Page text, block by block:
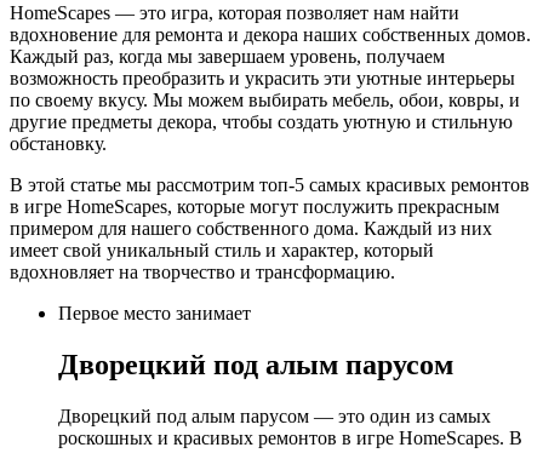
HomeScapes — это игра, которая позволяет нам найти
вдохновение для ремонта и декора наших собственных домов.
Каждый раз, когда мы завершаем уровень, получаем
возможность преобразить и украсить эти уютные интерьеры
по своему вкусу. Мы можем выбирать мебель, обои, ковры, и
другие предметы декора, чтобы создать уютную и стильную
обстановку.
В этой статье мы рассмотрим топ-5 самых красивых ремонтов
в игре HomeScapes, которые могут послужить прекрасным
примером для нашего собственного дома. Каждый из них
имеет свой уникальный стиль и характер, который
вдохновляет на творчество и трансформацию.
Первое место занимает
Дворецкий под алым парусом
Дворецкий под алым парусом — это один из самых
роскошных и красивых ремонтов в игре HomeScapes. В